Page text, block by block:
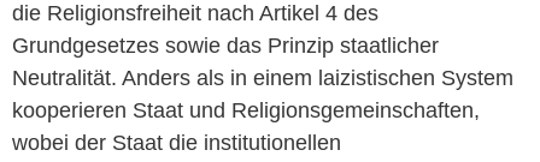
die Religionsfreiheit nach Artikel 4 des
Grundgesetzes sowie das Prinzip staatlicher
Neutralität. Anders als in einem laizistischen System
kooperieren Staat und Religionsgemeinschaften,
wobei der Staat die institutionellen